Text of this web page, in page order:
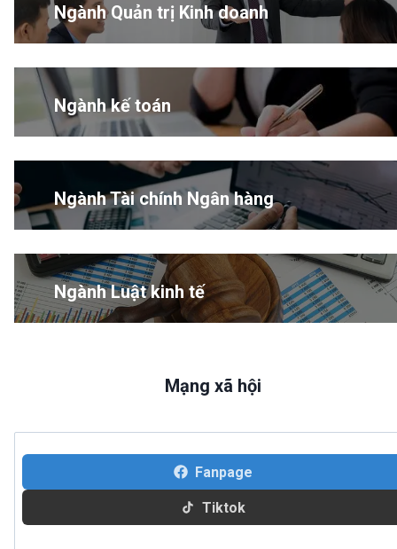
Ngành Quản trị Kinh doanh
Ngành kế toán
Ngành Tài chính Ngân hàng
Ngành Luật kinh tế
Mạng xã hội
Fanpage
Tiktok